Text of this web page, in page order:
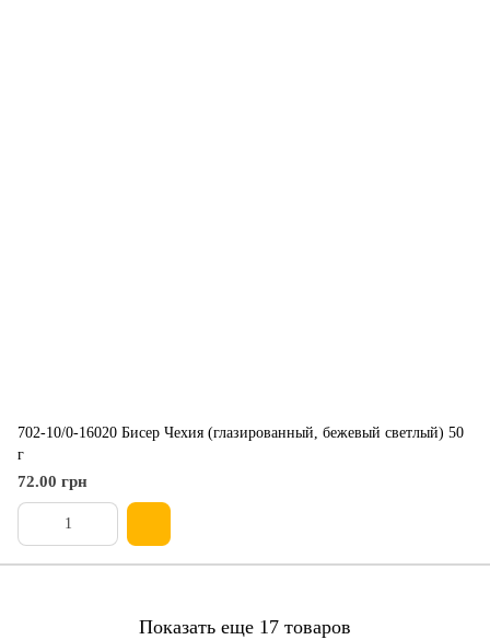
702-10/0-16020 Бисер Чехия (глазированный, бежевый светлый) 50
г
72.00 грн
Показать еще 17 товаров